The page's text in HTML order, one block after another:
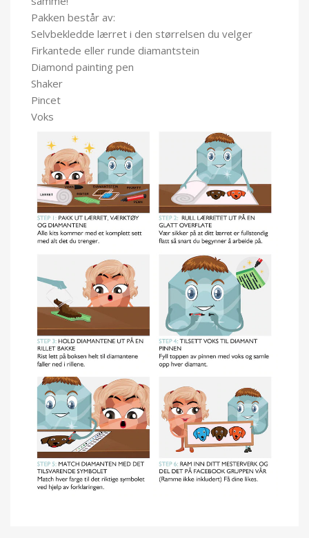
Pakken består av:
Selvbekledde lærret i den størrelsen du velger
Firkantede eller runde diamantstein
Diamond painting pen
Shaker
Pincet
Voks